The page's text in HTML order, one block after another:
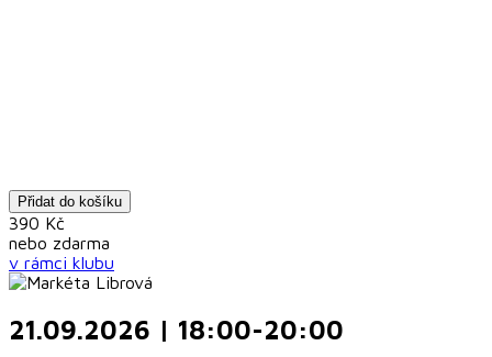
Přidat do košíku
390 Kč
nebo zdarma
v rámci klubu
21.09.2026 | 18:00-20:00